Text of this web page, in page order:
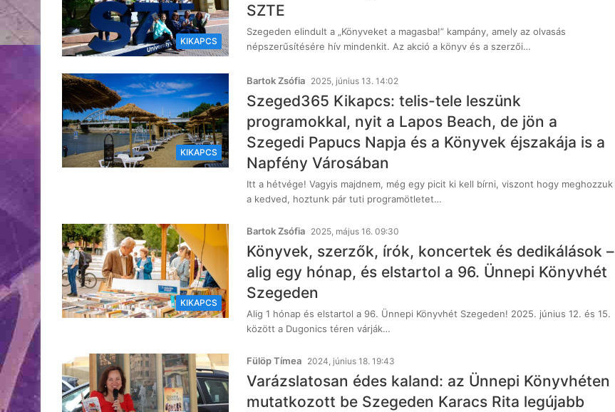
KIKAPCS
SZTE
Szegeden elindult a „Könyveket a magasba!” kampány, amely az olvasás
népszerűsítésére hív mindenkit. Az akció a könyv és a szerzői…
KIKAPCS
Bartok Zsófia 2025, június 13. 14:02
Szeged365 Kikapcs: telis-tele leszünk
programokkal, nyit a Lapos Beach, de jön a
Szegedi Papucs Napja és a Könyvek éjszakája is a
Napfény Városában
Itt a hétvége! Vagyis majdnem, még egy picit ki kell bírni, viszont hogy meghozzuk
a kedved, hoztunk pár tuti programötletet…
KIKAPCS
Bartok Zsófia 2025, május 16. 09:30
Könyvek, szerzők, írók, koncertek és dedikálások –
alig egy hónap, és elstartol a 96. Ünnepi Könyvhét
Szegeden
Alig 1 hónap és elstartol a 96. Ünnepi Könyvhét Szegeden! 2025. június 12. és 15.
között a Dugonics téren várják…
Fülöp Tímea 2024, június 18. 19:43
Varázslatosan édes kaland: az Ünnepi Könyvhéten
mutatkozott be Szegeden Karacs Rita legújabb